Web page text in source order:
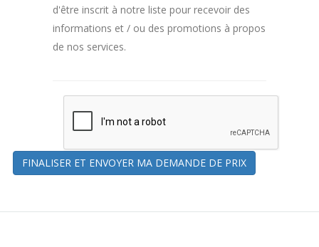
d'être inscrit à notre liste pour recevoir des
informations et / ou des promotions à propos
de nos services.
FINALISER ET ENVOYER MA DEMANDE DE PRIX